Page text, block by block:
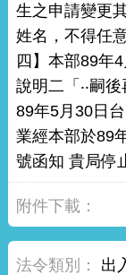
生之申請變更
姓名，不得任
四】本部89年
說明二「‧‧嗣
89年5月30日
業經本部於89
號函知 貴局停
出